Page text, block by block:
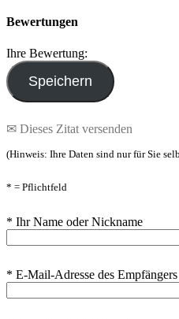
Bewertungen
Ihre Bewertung:
✉ Dieses Zitat versenden
(Hinweis: Ihre Daten sind nur für Sie
* = Pflichtfeld
* Ihr Name oder Nickname
* E-Mail-Adresse des Empfängers